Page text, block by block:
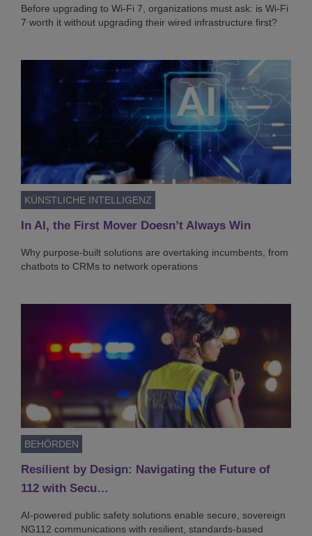
Before upgrading to Wi-Fi 7, organizations must ask: is Wi-Fi
7 worth it without upgrading their wired infrastructure first?
KÜNSTLICHE INTELLIGENZ
In AI, the First Mover Doesn’t Always Win
Why purpose-built solutions are overtaking incumbents, from
chatbots to CRMs to network operations
BEHÖRDEN
Resilient by Design: Navigating the Future of
112 with Secu…
AI-powered public safety solutions enable secure, sovereign
NG112 communications with resilient, standards-based